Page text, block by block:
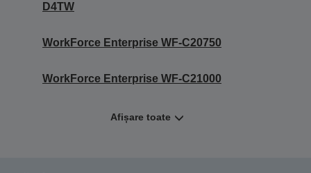
D4TW
WorkForce Enterprise WF-C20750
WorkForce Enterprise WF-C21000
Afișare toate